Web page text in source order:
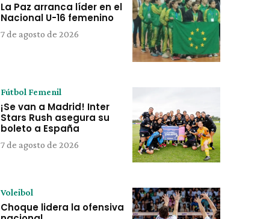
La Paz arranca líder en el
Nacional U-16 femenino
7 de agosto de 2026
Fútbol Femenil
¡Se van a Madrid! Inter
Stars Rush asegura su
boleto a España
7 de agosto de 2026
Voleibol
Choque lidera la ofensiva